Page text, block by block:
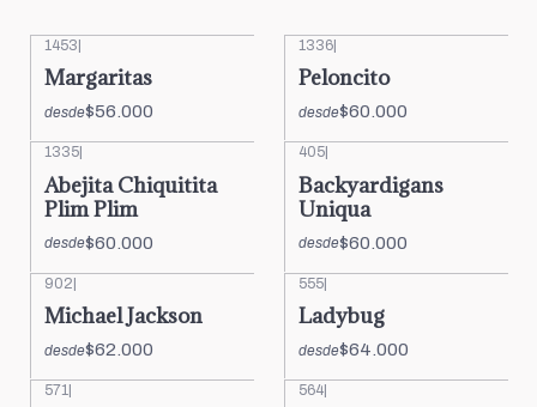
1453
Margaritas
desde$56.000
1336
Peloncito
desde$60.000
1335
Abejita Chiquitita
Plim Plim
desde$60.000
405
Backyardigans
Uniqua
desde$60.000
902|
Michael Jackson
desde$62.000
555|
Ladybug
desde$64.000
571 564